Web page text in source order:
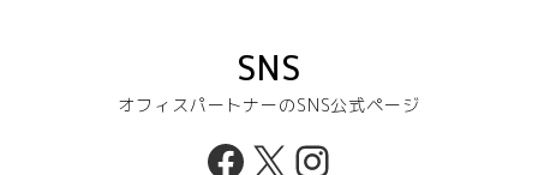
SNS
オフィスパートナーのSNS公式ページ
Facebook
X Instagram